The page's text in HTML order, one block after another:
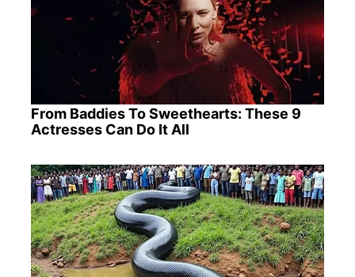
From Baddies To Sweethearts: These 9
Actresses Can Do It All